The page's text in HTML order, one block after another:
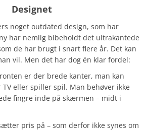
Designet
noget outdated design, som har
har nemlig bibeholdt det ultrakantede
de har brugt i snart flere år. Det kan
vil. Men det har dog én klar fordel:
er der brede kanter, man kan
eller spiller spil. Man behøver ikke
fingre inde på skærmen – midt i
pris på – som derfor ikke synes om